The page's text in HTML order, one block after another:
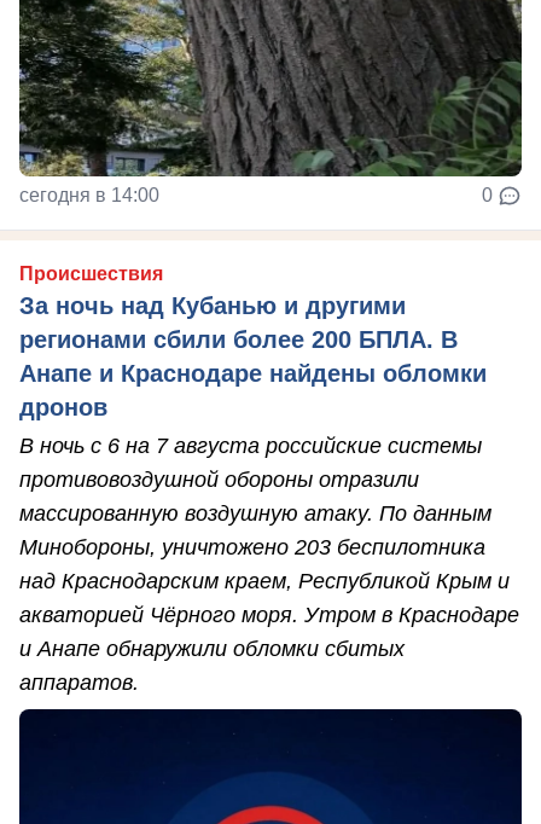
сегодня в 14:00 0
Происшествия
За ночь над Кубанью и другими
регионами сбили более 200 БПЛА. В
Анапе и Краснодаре найдены обломки
дронов
В ночь с 6 на 7 августа российские системы
противовоздушной обороны отразили
массированную воздушную атаку. По данным
Минобороны, уничтожено 203 беспилотника
над Краснодарским краем, Республикой Крым и
акваторией Чёрного моря. Утром в Краснодаре
и Анапе обнаружили обломки сбитых
аппаратов.